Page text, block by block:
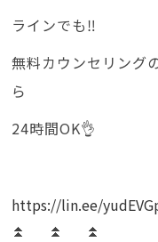
ラインでも‼️
無料カウンセリング
ら
24時間OK👌
https://lin.ee/
⏫ ⏫ ⏫